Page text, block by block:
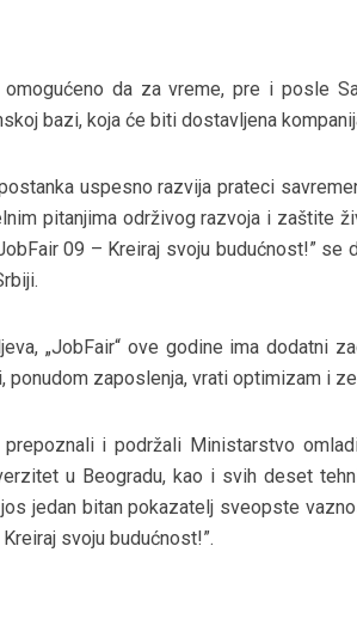
da za vreme, pre i posle
bazi, koja će biti dostavljena
uspesno razvija prateci
pitanjima održivog razvoja i zaštite
09 – Kreiraj svoju budućnost!” se
„JobFair“ ove godine ima dodatni
zaposlenja, vrati optimizam i
prepoznali i podržali Ministarstvo
u Beogradu, kao i svih deset
jedan bitan pokazatelj sveopste
svoju budućnost!”.